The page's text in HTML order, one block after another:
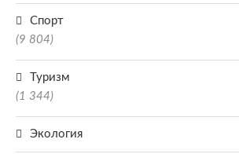
Спорт
(9 804)
Туризм
(1 344)
Экология